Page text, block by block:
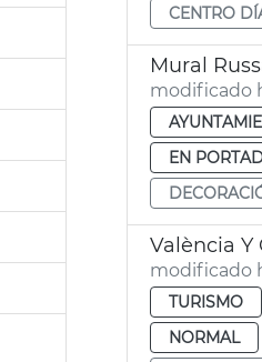
CENTRO
Mural
modificado
EN
València
modificado
TURISMO
NORMAL